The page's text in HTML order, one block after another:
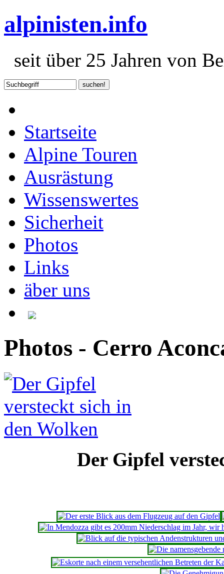
alpinisten.info
seit über 25 Jahren von
Startseite
Alpine Touren
Ausrästung
Wissenswertes
Sicherheit
Photos
Links
äber uns
Photos - Cerro
Der Gipfel